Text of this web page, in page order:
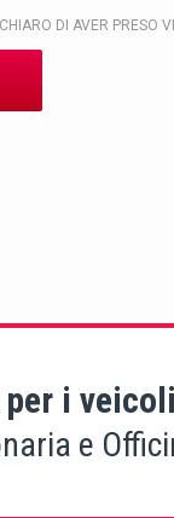
DI AVER PRESO
per i
e